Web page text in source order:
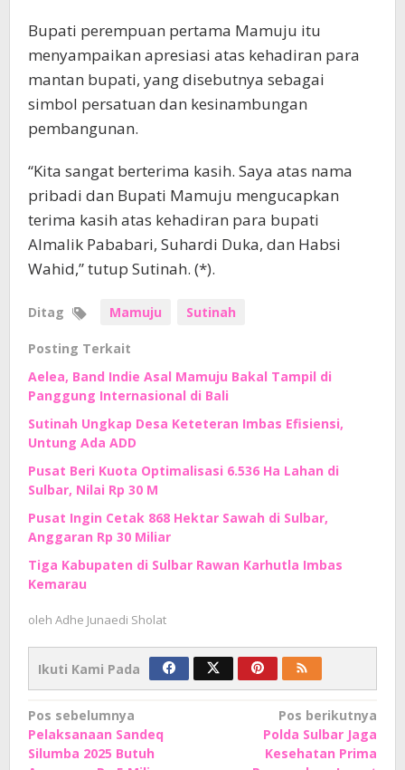
Bupati perempuan pertama Mamuju itu
menyampaikan apresiasi atas kehadiran para
mantan bupati, yang disebutnya sebagai
simbol persatuan dan kesinambungan
pembangunan.
“Kita sangat berterima kasih. Saya atas nama
pribadi dan Bupati Mamuju mengucapkan
terima kasih atas kehadiran para bupati
Almalik Pababari, Suhardi Duka, dan Habsi
Wahid,” tutup Sutinah. (*).
Ditag Mamuju Sutinah
Posting Terkait
Aelea, Band Indie Asal Mamuju Bakal Tampil di
Panggung Internasional di Bali
Sutinah Ungkap Desa Keteteran Imbas Efisiensi,
Untung Ada ADD
Pusat Beri Kuota Optimalisasi 6.536 Ha Lahan di
Sulbar, Nilai Rp 30 M
Pusat Ingin Cetak 868 Hektar Sawah di Sulbar,
Anggaran Rp 30 Miliar
Tiga Kabupaten di Sulbar Rawan Karhutla Imbas
Kemarau
oleh Adhe Junaedi Sholat
Ikuti Kami Pada
Navigasi
pos
Pos sebelumnya
Pelaksanaan Sandeq
Silumba 2025 Butuh
Pos berikutnya
Polda Sulbar Jaga
Kesehatan Prima